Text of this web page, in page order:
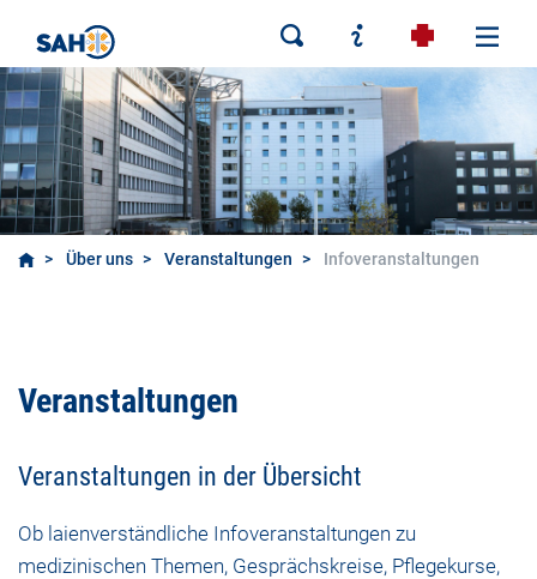
Über uns Veranstaltungen Infoveranstaltungen
Infoveranstaltungen
Veranstaltungen
Veranstaltungen in der Übersicht
Ob laienverständliche Infoveranstaltungen zu
medizinischen Themen, Gesprächskreise, Pflegekurse,